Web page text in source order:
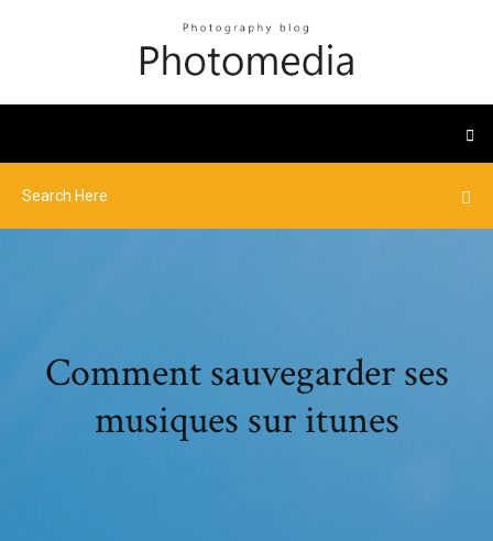
Comment sauvegarder ses
musiques sur itunes